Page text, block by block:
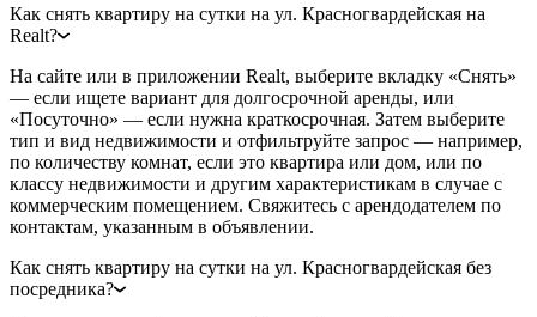
Как снять квартиру на сутки на ул. Красногвардейская на
Realt?
На сайте или в приложении Realt, выберите вкладку «Снять»
— если ищете вариант для долгосрочной аренды, или
«Посуточно» — если нужна краткосрочная. Затем выберите
тип и вид недвижимости и отфильтруйте запрос — например,
по количеству комнат, если это квартира или дом, или по
классу недвижимости и другим характеристикам в случае с
коммерческим помещением. Свяжитесь с арендодателем по
контактам, указанным в объявлении.
Как снять квартиру на сутки на ул. Красногвардейская без
посредника?